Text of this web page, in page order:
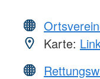
Karte: